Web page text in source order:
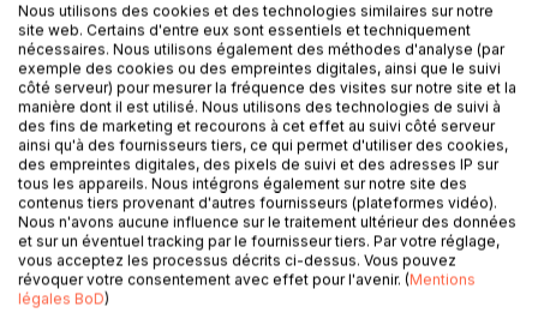
AJOUTER AU PANIER
Ajouter à ma liste d'envies
Laisser un avis
DESCRIPTION
Nous utilisons des cookies et des technologies similaires sur notre
site web. Certains d'entre eux sont essentiels et techniquement
nécessaires. Nous utilisons également des méthodes d'analyse (par
exemple des cookies ou des empreintes digitales, ainsi que le suivi
côté serveur) pour mesurer la fréquence des visites sur notre site et la
manière dont il est utilisé. Nous utilisons des technologies de suivi à
des fins de marketing et recourons à cet effet au suivi côté serveur
ainsi qu'à des fournisseurs tiers, ce qui permet d'utiliser des cookies,
des empreintes digitales, des pixels de suivi et des adresses IP sur
tous les appareils. Nous intégrons également sur notre site des
contenus tiers provenant d'autres fournisseurs (plateformes vidéo).
Nous n'avons aucune influence sur le traitement ultérieur des données
et sur un éventuel tracking par le fournisseur tiers. Par votre réglage,
vous acceptez les processus décrits ci-dessus. Vous pouvez
révoquer votre consentement avec effet pour l'avenir. (Mentions
légales BoD)